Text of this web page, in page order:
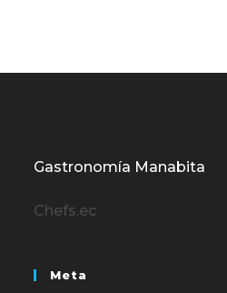
Gastronomía Manabita
Chefs.ec
Meta